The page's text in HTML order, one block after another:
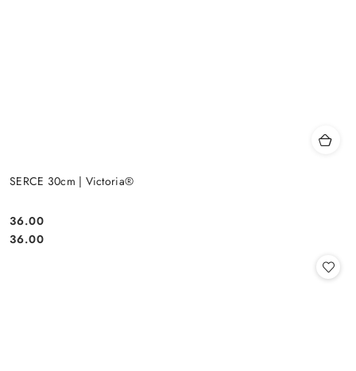
SERCE 30cm | Victoria®
Cena:
36.00
Cena:
36.00